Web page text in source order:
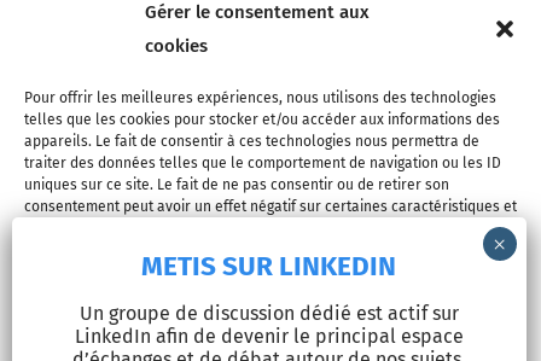
Gérer le consentement aux
cookies
Pour offrir les meilleures expériences, nous utilisons des technologies
telles que les cookies pour stocker et/ou accéder aux informations des
appareils. Le fait de consentir à ces technologies nous permettra de
traiter des données telles que le comportement de navigation ou les ID
uniques sur ce site. Le fait de ne pas consentir ou de retirer son
consentement peut avoir un effet négatif sur certaines caractéristiques et
Refuser
© Copyright 2026 - METIS EUROPE | Tous droits réservés |
Mentions légales
METIS SUR LINKEDIN
Un groupe de discussion dédié est actif sur
LinkedIn afin de devenir le principal espace